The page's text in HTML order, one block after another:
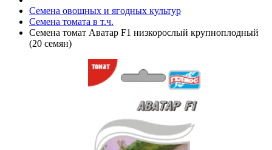
Семена овощных и ягодных культур
Семена томата в т.ч.
Семена томат Аватар F1 низкорослый крупноплодный
(20 семян)